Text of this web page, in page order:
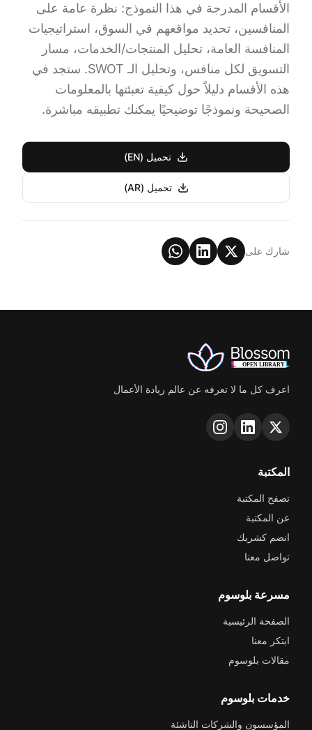
الأقسام المدرجة في هذا النموذج: نظرة عامة على
المنافسين، تحديد مواقعهم في السوق، استراتيجيات
المنافسة العامة، تحليل المنتجات/الخدمات، مسار
التسويق لكل منافس، وتحليل الـ SWOT. ستجد في
هذه الأقسام دليلاً حول كيفية تعبئتها بالمعلومات
الصحيحة ونموذجًا توضيحيًا يمكنك تطبيقه مباشرة.
تحميل (EN)
تحميل (AR)
شارك على
اعرف كل ما لا تعرفه عن عالم ريادة الأعمال
المكتبة
تصفح المكتبة
عن المكتبة
انضم كشريك
تواصل معنا
مسرعة بلوسوم
الصفحة الرئيسية
ابتكر معنا
مقالات بلوسوم
خدمات بلوسوم
المؤسسون والشركات الناشئة